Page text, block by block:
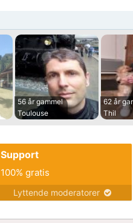
56 år gammel
Toulouse
62 år
Thil
Support
100% gratis
Lyttende moderatorer